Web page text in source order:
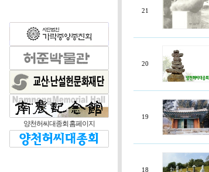
양천허씨대종회 홈페이지
21
20
19
18